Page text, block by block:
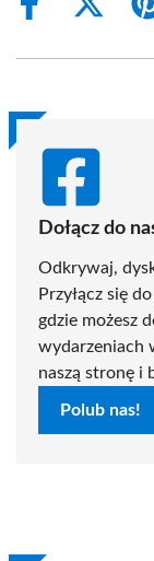
Share
Share
(Twitter)
Dołącz do
Odkrywaj,
Przyłącz się
gdzie możesz
wydarzeniach
naszą stronę i
Polub nas!